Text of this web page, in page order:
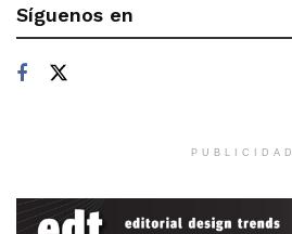
Síguenos en
PUBLICIDAD